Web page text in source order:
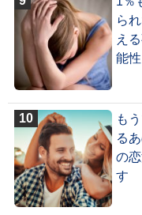
ら
え
能性
も
る
の
す